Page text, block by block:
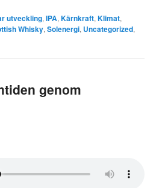
utveckling,IPA,Kärnkraft,Klimat,
Whisky,Solenergi, Uncategorized,
genom